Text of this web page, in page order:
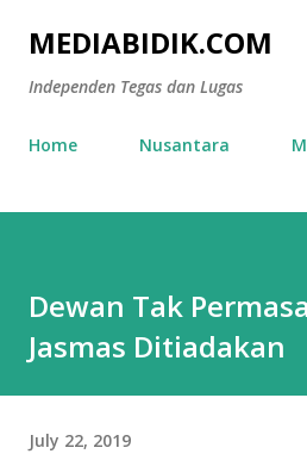
Skip to main
MEDIABIDIK.COM
Independen Tegas dan Lugas
Home Nusantara
Dewan Tak
Jasmas Ditiadakan
July 22, 2019